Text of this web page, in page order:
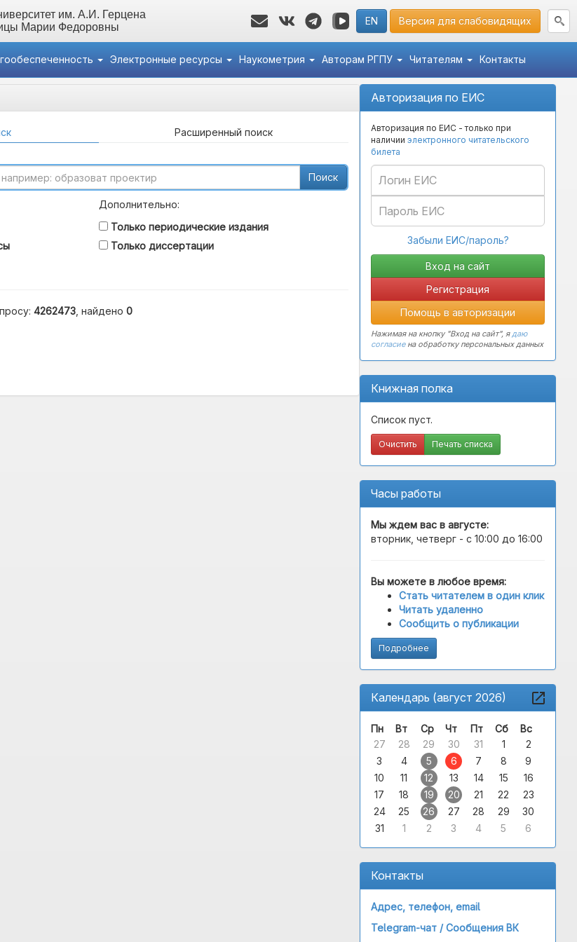
им. А.И. Герцена
Марии Федоровны
EN Версия для слабовидящих
Электронные ресурсы Наукометрия Авторам РГПУ Читателям Контакты
Авторизация по ЕИС
Авторизация по ЕИС - только при
наличии электронного читательского
билета
Забыли ЕИС/пароль?
Регистрация
Помощь в авторизации
Нажимая на кнопку "Вход на сайт", ядаю
согласиена обработку персональных данных
Книжная полка
Список пуст.
Очистить Печать списка
Часы работы
Мы ждем вас в августе:
вторник, четверг - с 10:00 до 16:00
Вы можете в любое время:
Стать читателем в один клик
Читать удаленно
Сообщить о публикации
Подробнее
Календарь (август 2026)
Пн Вт Ср Чт Пт Сб
Вс
27
28 29 30 31 1
2
3
4 5 6 7 8
9
10
11 12 13 14 15
16
17
18 19 20 21 22
23
24
25 26 27 28 29
30
31
1 2 3 4 5 6
Контакты
Адрес, телефон, email
Telegram-чат /Сообщения ВК
Расширенный поиск
Поиск
Дополнительно:
Только периодические издания
Только диссертации
4262473 , найдено 0